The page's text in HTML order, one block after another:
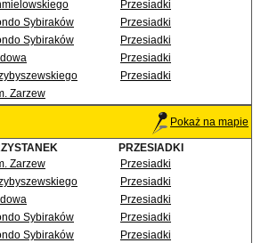
Przesiadki
Sybiraków
Przesiadki
Sybiraków
Przesiadki
Przesiadki
Przesiadki
Zarzew
Pokaż na mapie
PRZESIADKI
Zarzew
Przesiadki
Przesiadki
Przesiadki
Sybiraków
Przesiadki
Sybiraków
Przesiadki